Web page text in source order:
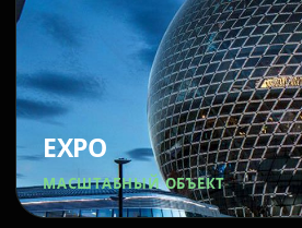
EXPO
МАСШТАБНЫЙ ОБЪЕКТ